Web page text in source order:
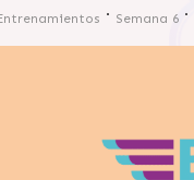
Semana 6